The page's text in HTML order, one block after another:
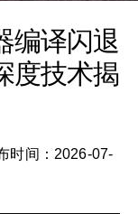
编译闪退
度技术揭
时间：2026-07-